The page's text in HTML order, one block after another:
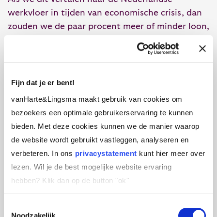
Fijn dat je er bent!
vanHarte&Lingsma maakt gebruik van cookies om
bezoekers een optimale gebruikerservaring te kunnen
bieden. Met deze cookies kunnen we de manier waarop
de website wordt gebruikt vastleggen, analyseren en
verbeteren. In ons privacystatement kunt hier meer over
lezen. Wil je de best mogelijke website ervaring
hebben? Klik dan op de button "ok''
Noodzakelijk
werkvloer in tijden van economische crisis, dan
zouden we de paar procent meer of minder loon,
onbelangrijk kunnen maken door werkplezier
een meer centrale plaats te geven. Als dit lukt
gezondheid en minder ziekteverzuim. Uit
epidemiologisch onderzoek is immers duidelijk
gebleken dat geluk een beschermende werking
heeft voor de gezondheid.Het doel van meer
geluk op het werk is bovendien goed te
realiseren. Op de SCP conferentie Sturen op
Geluk, die in november van het afgelopen jaar
werd gehouden, presenteerde de psycholoog